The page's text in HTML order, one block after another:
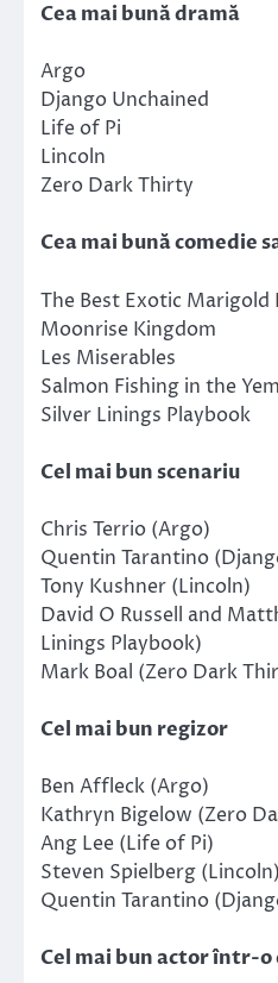
Cea mai bună dramă
Argo
Django Unchained
Life of Pi
Lincoln
Zero Dark Thirty
Cea mai bună comedie
The Best Exotic Marigold
Moonrise Kingdom
Les Miserables
Salmon Fishing in the
Silver Linings Playbook
Cel mai bun scenariu
Chris Terrio (Argo)
Quentin Tarantino
Tony Kushner (Lincoln)
David O Russell and
Linings Playbook)
Mark Boal (Zero Dark
Cel mai bun regizor
Ben Affleck (Argo)
Kathryn Bigelow (Zero
Ang Lee (Life of Pi)
Steven Spielberg (Lincoln)
Quentin Tarantino
Cel mai bun actor într-o